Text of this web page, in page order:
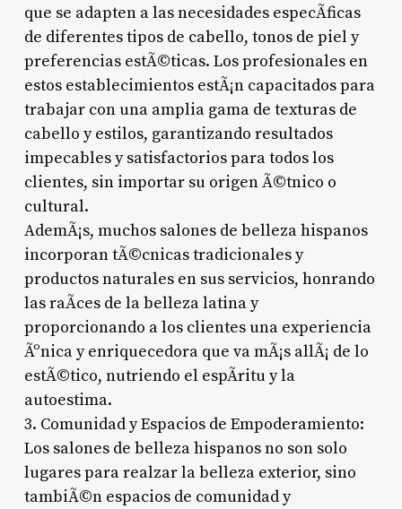
que se adapten a las necesidades especÃ­ficas
de diferentes tipos de cabello, tonos de piel y
preferencias estÃ©ticas. Los profesionales en
estos establecimientos estÃ¡n capacitados para
trabajar con una amplia gama de texturas de
cabello y estilos, garantizando resultados
impecables y satisfactorios para todos los
clientes, sin importar su origen Ã©tnico o
cultural.
AdemÃ¡s, muchos salones de belleza hispanos
incorporan tÃ©cnicas tradicionales y
productos naturales en sus servicios, honrando
las raÃ­ces de la belleza latina y
proporcionando a los clientes una experiencia
Ãºnica y enriquecedora que va mÃ¡s allÃ¡ de lo
estÃ©tico, nutriendo el espÃ­ritu y la
autoestima.
3. Comunidad y Espacios de Empoderamiento:
Los salones de belleza hispanos no son solo
lugares para realzar la belleza exterior, sino
tambiÃ©n espacios de comunidad y